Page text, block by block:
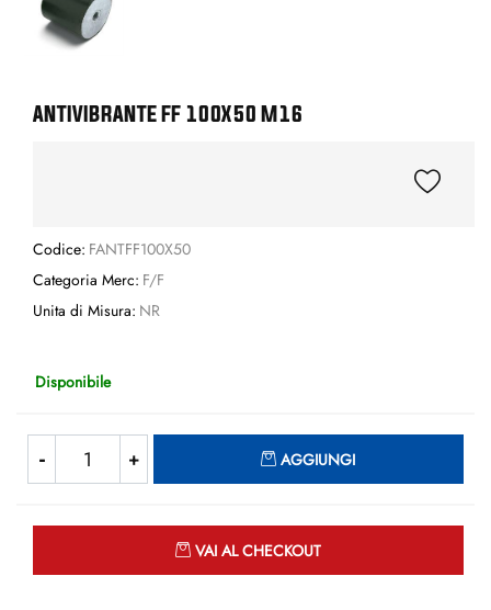
ANTIVIBRANTE FF 100X50 M16
Codice: FANTFF100X50
Categoria Merc: F/F
Unita di Misura: NR
Disponibile
AGGIUNGI
VAI AL CHECKOUT